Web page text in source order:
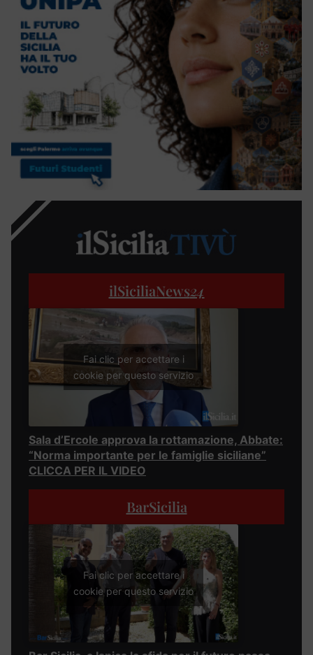
ilSiciliaNews24
Fai clic per accettare i
cookie per questo servizio
Sala d’Ercole approva la rottamazione, Abbate:
“Norma importante per le famiglie siciliane”
CLICCA PER IL VIDEO
BarSicilia
Fai clic per accettare i
cookie per questo servizio